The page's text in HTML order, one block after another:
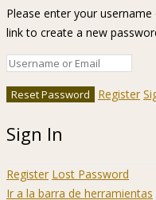
Please enter your
link to create a new
Register
Sign In
Register Lost Password
Ir a la barra de herramientas